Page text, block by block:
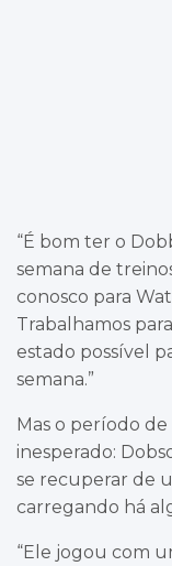
“É bom ter o
semana de
conosco para
Trabalhamos
estado possível
semana.”
Mas o período
inesperado:
se recuperar de
carregando há
“Ele jogou com